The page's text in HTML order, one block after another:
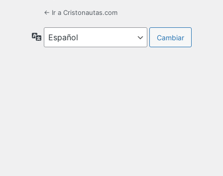
← Ir a Cristonautas.com
Idioma